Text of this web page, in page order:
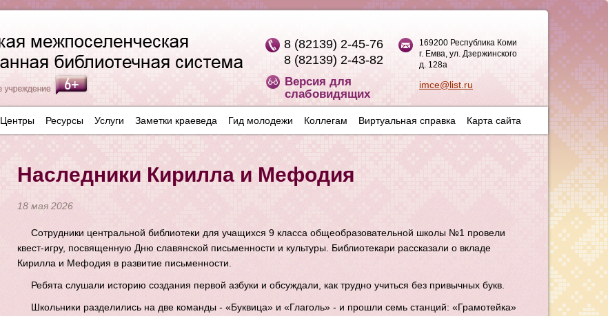
169200 Республика Коми
г. Емва, ул. Дзержинского
д. 128а
imce@list.ru
8 (82139) 2-45-76
8 (82139) 2-43-82
Версия для
слабовидящих
Центры Ресурсы Услуги Заметки краеведа Гид молодежи Коллегам Виртуальная справка Карта сайта
Наследники Кирилла и Мефодия
18 мая 2026
Сотрудники центральной библиотеки для учащихся 9 класса общеобразовательной школы №1 провели
квест-игру, посвященную Дню славянской письменности и культуры. Библиотекари рассказали о вкладе
Кирилла и Мефодия в развитие письменности.
Ребята слушали историю создания первой азбуки и обсуждали, как трудно учиться без привычных букв.
Школьники разделились на две команды - «Буквица» и «Глаголь» - и прошли семь станций: «Грамотейка»